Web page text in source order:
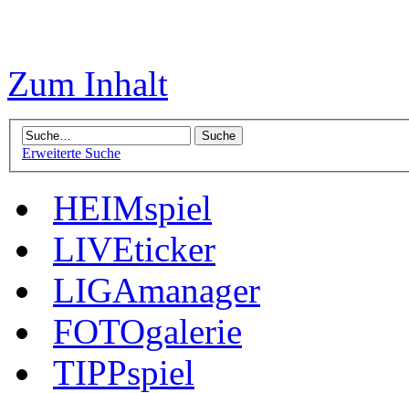
Zum Inhalt
Erweiterte Suche
HEIMspiel
LIVEticker
LIGAmanager
FOTOgalerie
TIPPspiel